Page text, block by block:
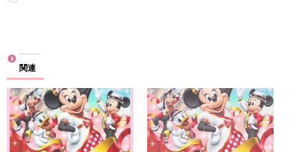
み
中…
関連